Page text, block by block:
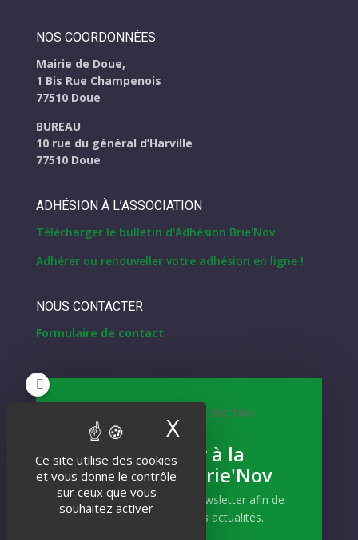
Ce site utilise des cookies
et vous donne le contrôle
sur ceux que vous
souhaitez activer
X Masquer le
NOS COORDONNÉES
Mairie de Doue,
1 Bis Rue Champenois
77510 Doue
BUREAU
10 rue du général d’Harville
77510 Doue
ADHÉSION À L’ASSOCIATION
Télécharger le bulletin d'Adhésion Brie'Nov
Adhérer ou renouveller votre adhésion en ligne !
NOUS CONTACTER
Formulaire de contact
NEWSLETTER
Inscrivez-vous
Et recevez notre actualité !
S'abonner à la
Newsletter Brie'Nov
Abonnez-vous à notre newsletter afin de
recevoir nos dernières actualités.